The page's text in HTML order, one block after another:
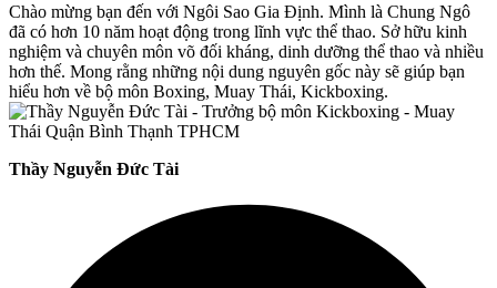
Chào mừng bạn đến với Ngôi Sao Gia Định. Mình là Chung Ngô
đã có hơn 10 năm hoạt động trong lĩnh vực thể thao. Sở hữu kinh
nghiệm và chuyên môn võ đối kháng, dinh dưỡng thể thao và nhiều
hơn thế. Mong rằng những nội dung nguyên gốc này sẽ giúp bạn
hiểu hơn về bộ môn Boxing, Muay Thái, Kickboxing.
Thầy Nguyễn Đức Tài